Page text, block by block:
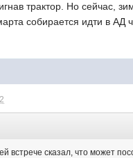
трактор. Но сейчас,
собирается идти в АД
встрече сказал, что может